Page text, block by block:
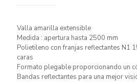
Valla amarilla extensible
Medida : apertura hasta 2500 mm
Polietileno con franjas reflectantes N1
caras
Formato plegable proporcionando un
Bandas reflectantes para una mejor